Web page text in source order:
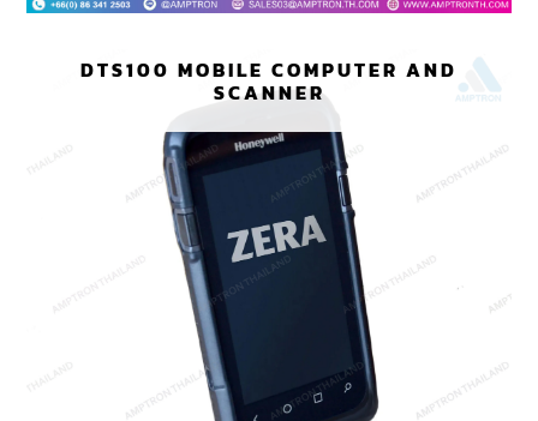
DTS100 MOBILE COMPUTER AND
SCANNER